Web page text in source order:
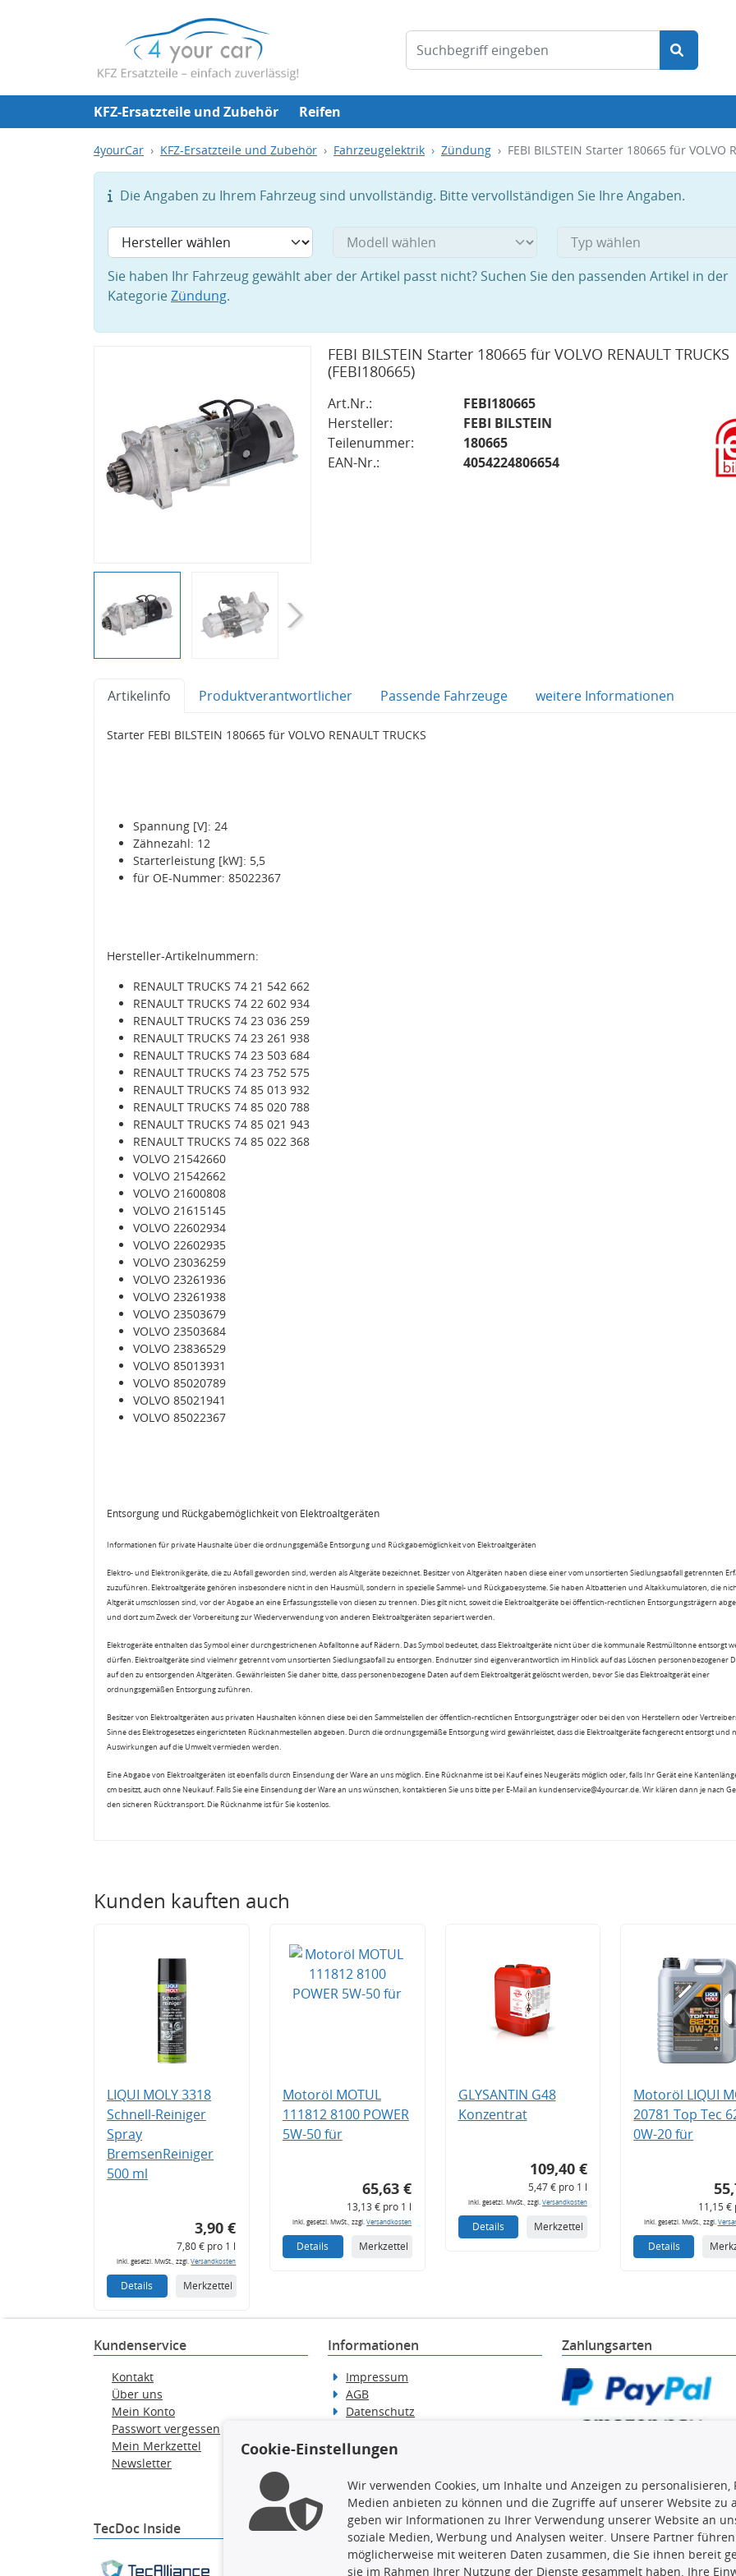
KFZ-Ersatzteile und Zubehör Reifen
4yourCar KFZ-Ersatzteile und Zubehör Fahrzeugelektrik Zündung FEBI BILSTEIN Starter 180665 für VOLVO
Die Angaben zu Ihrem Fahrzeug sind unvollständig. Bitte vervollständigen Sie Ihre Angaben.
Sie haben Ihr Fahrzeug gewählt aber der Artikel passt nicht? Suchen Sie den passenden Artikel in der
KategorieZündung.
FEBI BILSTEIN Starter 180665 für VOLVO RENAULT TRUCKS
(FEBI180665)
Art.Nr.:
FEBI180665
Hersteller:
FEBI BILSTEIN
Teilenummer:
180665
EAN-Nr.:
4054224806654
Artikelinfo Produktverantwortlicher Passende Fahrzeuge weitere Informationen
Starter FEBI BILSTEIN 180665 für VOLVO RENAULT TRUCKS
Spannung [V]: 24
Zähnezahl: 12
Starterleistung [kW]: 5,5
für OE-Nummer: 85022367
Hersteller-Artikelnummern:
RENAULT TRUCKS 74 21 542 662
RENAULT TRUCKS 74 22 602 934
RENAULT TRUCKS 74 23 036 259
RENAULT TRUCKS 74 23 261 938
RENAULT TRUCKS 74 23 503 684
RENAULT TRUCKS 74 23 752 575
RENAULT TRUCKS 74 85 013 932
RENAULT TRUCKS 74 85 020 788
RENAULT TRUCKS 74 85 021 943
RENAULT TRUCKS 74 85 022 368
VOLVO 21542660
VOLVO 21542662
VOLVO 21600808
VOLVO 21615145
VOLVO 22602934
VOLVO 22602935
VOLVO 23036259
VOLVO 23261936
VOLVO 23261938
VOLVO 23503679
VOLVO 23503684
VOLVO 23836529
VOLVO 85013931
VOLVO 85020789
VOLVO 85021941
VOLVO 85022367
Entsorgung und Rückgabemöglichkeit von Elektroaltgeräten
Informationen für private Haushalte über die ordnungsgemäße Entsorgung und Rückgabemöglichkeit von Elektroaltgeräten
Elektro- und Elektronikgeräte, die zu Abfall geworden sind, werden als Altgeräte bezeichnet. Besitzer von Altgeräten haben diese einer vom unsortierten Siedlungsabfall getrennten
zuzuführen. Elektroaltgeräte gehören insbesondere nicht in den Hausmüll, sondern in spezielle Sammel- und Rückgabesysteme. Sie haben Altbatterien und Altakkumulatoren, die
Altgerät umschlossen sind, vor der Abgabe an eine Erfassungsstelle von diesen zu trennen. Dies gilt nicht, soweit die Elektroaltgeräte bei öffentlich-rechtlichen Entsorgungsträgern
und dort zum Zweck der Vorbereitung zur Wiederverwendung von anderen Elektroaltgeräten separiert werden.
Elektrogeräte enthalten das Symbol einer durchgestrichenen Abfalltonne auf Rädern. Das Symbol bedeutet, dass Elektroaltgeräte nicht über die kommunale Restmülltonne entsorgt
dürfen. Elektroaltgeräte sind vielmehr getrennt vom unsortierten Siedlungsabfall zu entsorgen. Endnutzer sind eigenverantwortlich im Hinblick auf das Löschen personenbezogener
auf den zu entsorgenden Altgeräten. Gewährleisten Sie daher bitte, dass personenbezogene Daten auf dem Elektroaltgerät gelöscht werden, bevor Sie das Elektroaltgerät einer
ordnungsgemäßen Entsorgung zuführen.
Besitzer von Elektroaltgeräten aus privaten Haushalten können diese bei den Sammelstellen der öffentlich-rechtlichen Entsorgungsträger oder bei den von Herstellern oder
Sinne des Elektrogesetzes eingerichteten Rücknahmestellen abgeben. Durch die ordnungsgemäße Entsorgung wird gewährleistet, dass die Elektroaltgeräte fachgerecht entsorgt und
Auswirkungen auf die Umwelt vermieden werden.
Eine Abgabe von Elektroaltgeräten ist ebenfalls durch Einsendung der Ware an uns möglich. Eine Rücknahme ist bei Kauf eines Neugeräts möglich oder, falls Ihr Gerät eine
cm besitzt, auch ohne Neukauf. Falls Sie eine Einsendung der Ware an uns wünschen, kontaktieren Sie uns bitte per E-Mail an kundenservice@4yourcar.de. Wir klären dann je nach
den sicheren Rücktransport. Die Rücknahme ist für Sie kostenlos.
Kunden kauften auch
LIQUI MOLY 3318
Schnell-Reiniger
Spray
BremsenReiniger
500 ml
3,90 €
7,80 € pro 1 l
inkl. gesetzl. MwSt., zzgl.Versandkosten
Details Merkzettel
Motoröl MOTUL
111812 8100 POWER
5W-50 für
65,63 €
13,13 € pro 1 l
inkl. gesetzl. MwSt., zzgl.Versandkosten
Details Merkzettel
GLYSANTIN G48
Konzentrat
109,40 €
5,47 € pro 1 l
inkl. gesetzl. MwSt., zzgl. Versandkosten
Details Merkzettel
Motoröl LIQUI
20781 Top Tec
0W-20 für
11,15 €
inkl. gesetzl. MwSt., zzgl.
Details
Kundenservice
Kontakt
Über uns
Mein Konto
Passwort vergessen
Mein Merkzettel
Newsletter
Informationen
Impressum
AGB
Datenschutz
Hilfe / Alt-Öl / Batterien
Widerrufsbelehrung
Vertrag widerrufen
Zahlungsarten
TecDoc Inside
Die hier angezeigten Daten, insbesondere die gesamte Datenbank, dürfen nicht kopiert
Cookie-Einstellungen
Wir verwenden Cookies, um Inhalte und Anzeigen zu
Medien anbieten zu können und die Zugriffe auf unserer Website zu
geben wir Informationen zu Ihrer Verwendung unserer Website an
soziale Medien, Werbung und Analysen weiter. Unsere Partner
möglicherweise mit weiteren Daten zusammen, die Sie ihnen bereit
sie im Rahmen Ihrer Nutzung der Dienste gesammelt haben. Ihre